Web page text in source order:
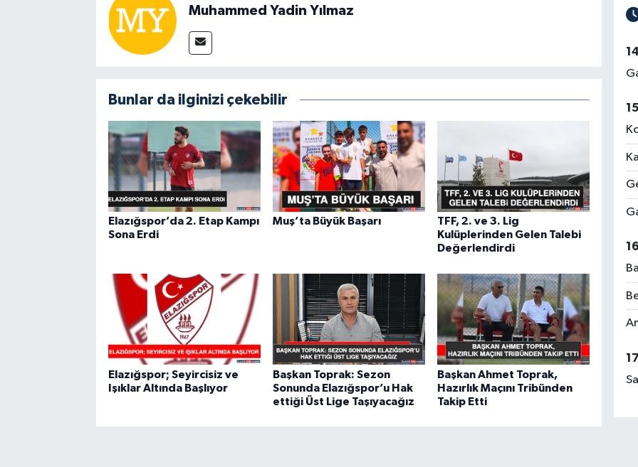
Muhammed Yadin Yılmaz
Bunlar da ilginizi çekebilir
Elazığspor’da 2. Etap Kampı
Sona Erdi
Muş’ta Büyük Başarı
TFF, 2. ve 3. Lig
Kulüplerinden Gelen Talebi
Değerlendirdi
Elazığspor; Seyircisiz ve
Işıklar Altında Başlıyor
Başkan Toprak: Sezon
Sonunda Elazığspor’u Hak
ettiği Üst Lige Taşıyacağız
Başkan Ahmet Toprak,
Hazırlık Maçını Tribünden
Takip Etti